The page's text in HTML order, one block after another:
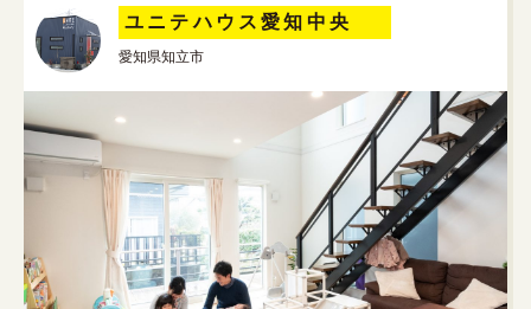
ユニテハウス愛知中央
愛知県知立市